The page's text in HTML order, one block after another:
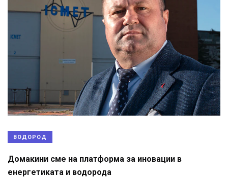
ВОДОРОД
Домакини сме на платформа за иновации в
енергетиката и водорода